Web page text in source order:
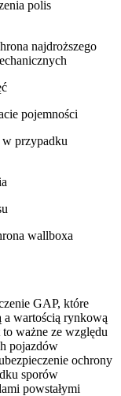
polis
najdroższego
pojemności
w przypadku
wallboxa
GAP, które
wartością rynkową
ważne ze względu
pojazdów
ochrony
sporów
powstałymi